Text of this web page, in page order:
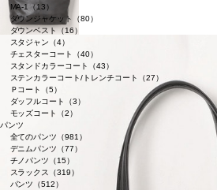
MA-1（13）
ダウンジャケット（80）
ダウンベスト（16）
スタジャン（4）
チェスターコート（40）
スタンドカラーコート（43）
ステンカラーコート/トレンチコート（27）
Ｐコート（5）
ダッフルコート（3）
モッズコート（2）
パンツ
全てのパンツ（981）
デニムパンツ（77）
チノパンツ（15）
スラックス（319）
パンツ（512）